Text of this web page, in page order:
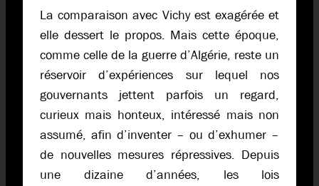
La comparaison avec Vichy est exagérée et
elle dessert le propos. Mais cette époque,
comme celle de la guerre d’Algérie, reste un
réservoir d’expériences sur lequel nos
gouvernants jettent parfois un regard,
curieux mais honteux, intéressé mais non
assumé, afin d’inventer – ou d’exhumer –
de nouvelles mesures répressives. Depuis
une dizaine d’années, les lois